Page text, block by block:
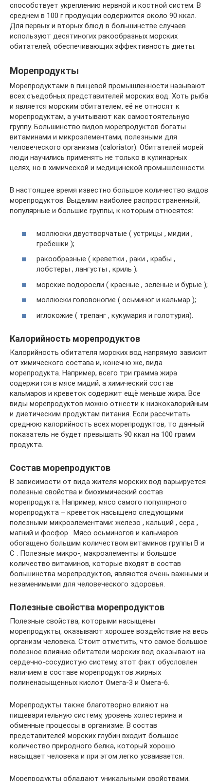
способствует укреплению нервной и костной систем. В
среднем в 100 г продукции содержится около 90 ккал.
Для первых и вторых блюд в большинстве случаев
используют десятиногих ракообразных морских
обитателей, обеспечивающих эффективность диеты.
Морепродукты
Морепродуктами в пищевой промышленности называют
всех съедобных представителей морских вод. Хоть рыба
и является морским обитателем, её не относят к
морепродуктам, а учитывают как самостоятельную
группу. Большинство видов морепродуктов богаты
витаминами и микроэлементами, полезными для
человеческого организма (caloriator). Обитателей морей
люди научились применять не только в кулинарных
целях, но в химической и медицинской промышленности.
В настоящее время известно большое количество видов
морепродуктов. Выделим наиболее распространенный,
популярные и большие группы, к которым относятся:
моллюски двустворчатые ( устрицы , мидии ,
гребешки );
ракообразные ( креветки , раки , крабы ,
лобстеры , лангусты , криль );
морские водоросли ( красные , зелёные и бурые );
моллюски головоногие ( осьминог и кальмар );
иглокожие ( трепанг , кукумария и голотурия).
Калорийность морепродуктов
Калорийность обитателя морских вод напрямую зависит
от химического состава и, конечно же, вида
морепродукта. Например, всего три грамма жира
содержится в мясе мидий, а химический состав
кальмаров и креветок содержит ещё меньше жира. Все
виды морепродуктов можно отнести к низкокалорийным
и диетическим продуктам питания. Если рассчитать
среднюю калорийность всех морепродуктов, то данный
показатель не будет превышать 90 ккал на 100 грамм
продукта.
Состав морепродуктов
В зависимости от вида жителя морских вод варьируется
полезные свойства и биохимический состав
морепродукта. Например, мясо самого популярного
морепродукта – креветок насыщено следующими
полезными микроэлементами: железо , кальций , сера ,
магний и фосфор . Мясо осьминогов и кальмаров
обогащено большим количеством витаминов группы В и
С . Полезные микро-, макроэлементы и большое
количество витаминов, которые входят в состав
большинства морепродуктов, являются очень важными и
незаменимыми для человеческого здоровья.
Полезные свойства морепродуктов
Полезные свойства, которыми насыщены
морепродукты, оказывают хорошее воздействие на весь
организм человека. Стоит отметить, что самое большое
полезное влияние обитатели морских вод оказывают на
сердечно-сосудистую систему, этот факт обусловлен
наличием в составе морепродуктов жирных
полиненасыщенных кислот Омега-3 и Омега-6.
Морепродукты также благотворно влияют на
пищеварительную систему, уровень холестерина и
обменные процессы в организме. В состав
представителей морских глубин входит большое
количество природного белка, который хорошо
насыщает человека и при этом легко усваивается.
Морепродукты обладают уникальными свойствами,